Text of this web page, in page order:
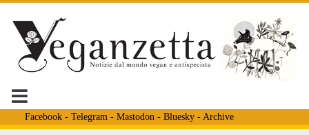
Facebook- Telegram - Mastodon - Bluesky- Archive